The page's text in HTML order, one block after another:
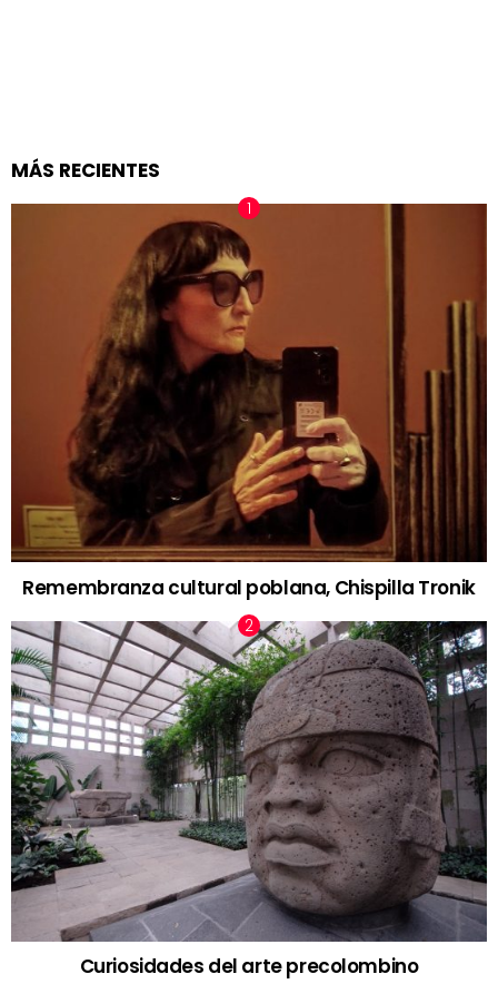
MÁS RECIENTES
Remembranza cultural poblana, Chispilla Tronik
Curiosidades del arte precolombino